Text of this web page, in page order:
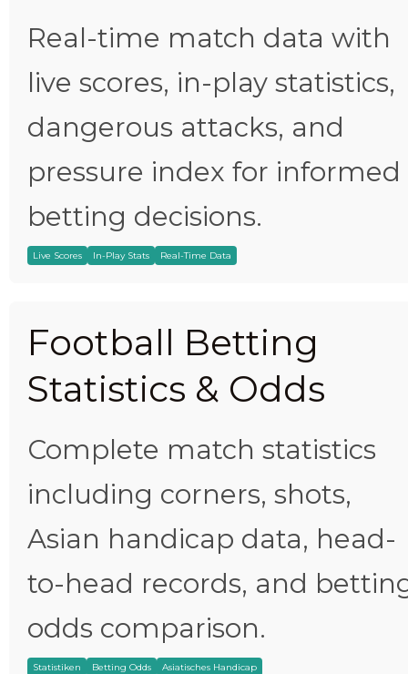
Real-time match data with
live scores, in-play statistics,
dangerous attacks, and
pressure index for informed
betting decisions.
Live Scores In-Play Stats Real-Time Data
Football Betting
Statistics & Odds
Complete match statistics
including corners, shots,
Asian handicap data, head-
to-head records, and
odds comparison.
Statistiken Betting Odds Asiatisches Handicap